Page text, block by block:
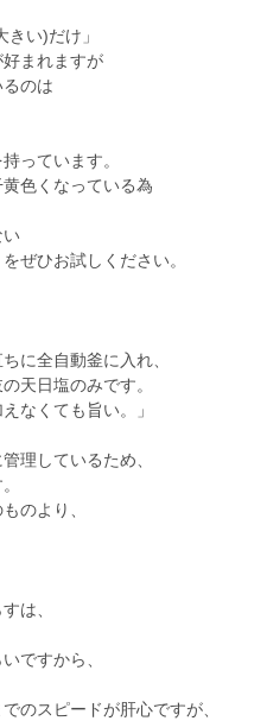
い)だけ」
まれますが
のは
っています。
色くなっている為
い
ぜひお試しください。
に全自動釜に入れ、
天日塩のみです。
なくても旨い。」
理しているため、
のより、
は、
ですから、
のスピードが肝心ですが、